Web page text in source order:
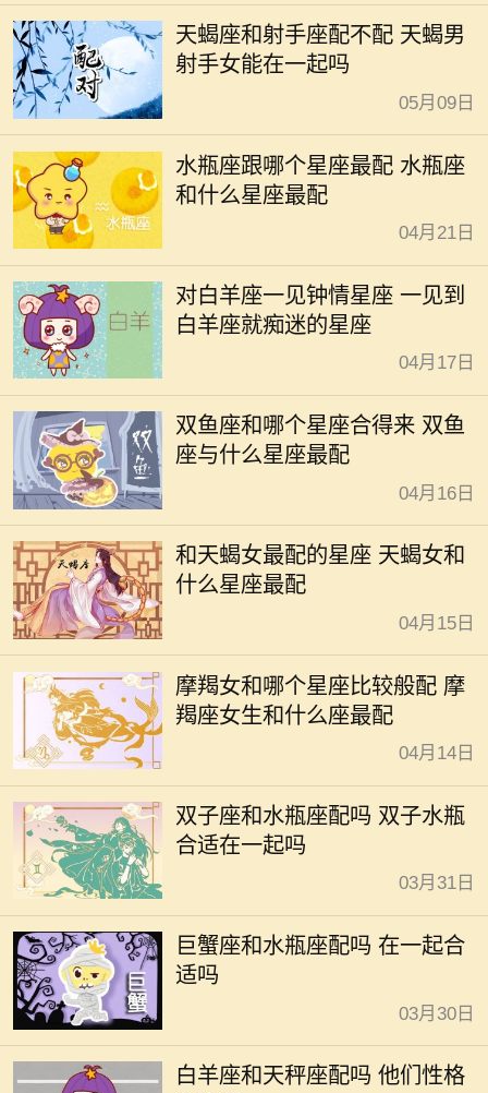
天蝎座和射手座配不配 天蝎男
射手女能在一起吗
05月09日
水瓶座跟哪个星座最配 水瓶座
和什么星座最配
04月21日
对白羊座一见钟情星座 一见到
白羊座就痴迷的星座
04月17日
双鱼座和哪个星座合得来 双鱼
座与什么星座最配
04月16日
和天蝎女最配的星座 天蝎女和
什么星座最配
04月15日
摩羯女和哪个星座比较般配 摩
羯座女生和什么座最配
04月14日
双子座和水瓶座配吗 双子水瓶
合适在一起吗
03月31日
巨蟹座和水瓶座配吗 在一起合
适吗
03月30日
白羊座和天秤座配吗 他们性格